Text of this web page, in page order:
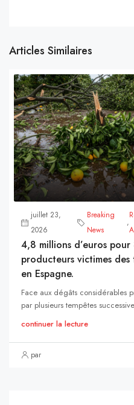
Articles Similaires
juillet 23,
2026
Breaking
News
,
4,8 millions d’euros
producteurs victimes des
en Espagne.
Face aux dégâts considérables
par plusieurs tempêtes
continuer la lecture
par